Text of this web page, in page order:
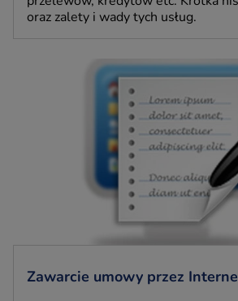
oraz zalety i wady tych usług.
Zawarcie umowy przez